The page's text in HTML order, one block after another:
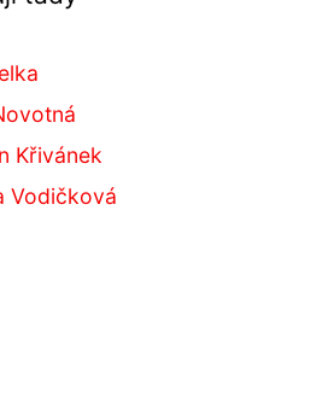
Křivánek
Vodičková